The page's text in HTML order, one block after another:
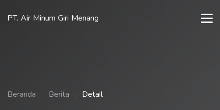
PT. Air Minum Giri Menang
Beranda Berita Detail